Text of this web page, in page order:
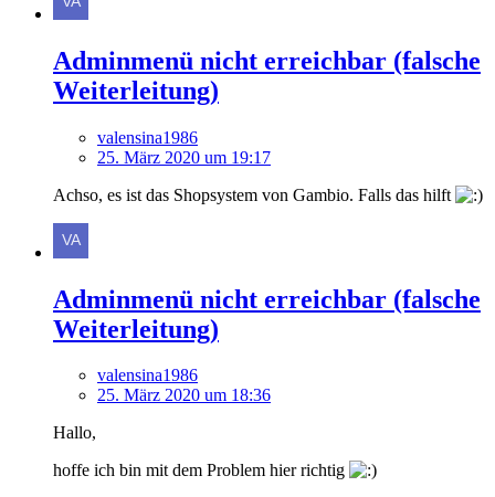
Adminmenü nicht erreichbar (falsche
Weiterleitung)
valensina1986
25. März 2020 um 19:17
Achso, es ist das Shopsystem von Gambio. Falls das hilft
Adminmenü nicht erreichbar (falsche
Weiterleitung)
valensina1986
25. März 2020 um 18:36
Hallo,
hoffe ich bin mit dem Problem hier richtig